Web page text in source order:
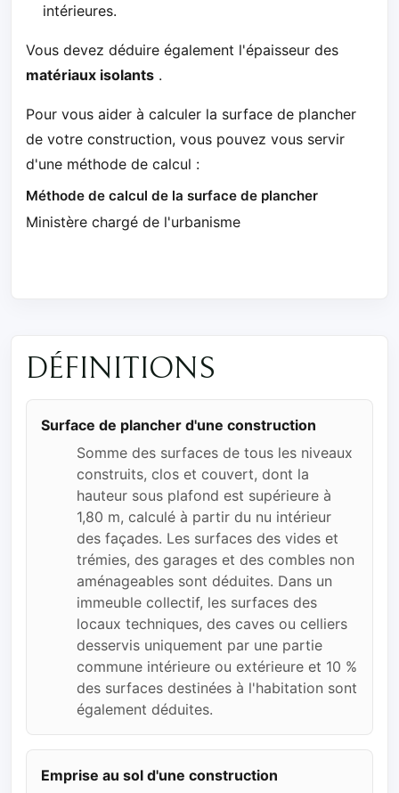
intérieures.
Vous devez déduire également l'épaisseur des
matériaux isolants .
Pour vous aider à calculer la surface de plancher
de votre construction, vous pouvez vous servir
d'une méthode de calcul :
Méthode de calcul de la surface de plancher
Ministère chargé de l'urbanisme
DÉFINITIONS
Surface de plancher d'une construction
Somme des surfaces de tous les niveaux
construits, clos et couvert, dont la
hauteur sous plafond est supérieure à
1,80 m, calculé à partir du nu intérieur
des façades. Les surfaces des vides et
trémies, des garages et des combles non
aménageables sont déduites. Dans un
immeuble collectif, les surfaces des
locaux techniques, des caves ou celliers
desservis uniquement par une partie
commune intérieure ou extérieure et 10 %
des surfaces destinées à l'habitation sont
également déduites.
Emprise au sol d'une construction